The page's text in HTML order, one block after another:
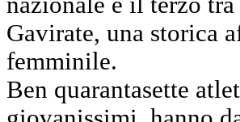
Gavirate, una storica
femminile.
Ben quarantasette